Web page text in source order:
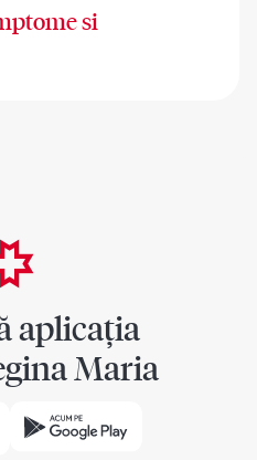
si
aplicația
Maria